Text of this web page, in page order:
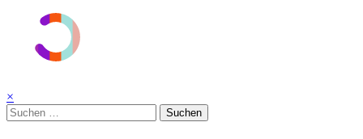
×
Suchen
nach: